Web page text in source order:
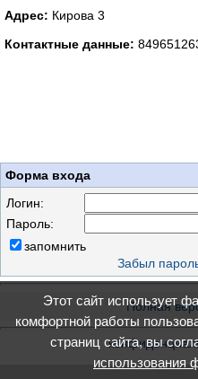
Адрес: Кирова 3
Контактные данные:
Форма входа
Логин:
Пароль:
запомнить
Забыл
Полная
Этот сайт использует
комфортной работы
страниц сайта, вы
использования